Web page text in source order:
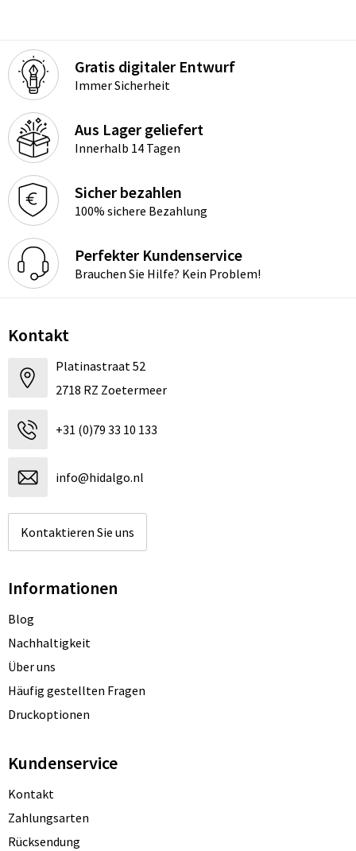
Gratis digitaler Entwurf
Immer Sicherheit
Aus Lager geliefert
Innerhalb 14 Tagen
Sicher bezahlen
100% sichere Bezahlung
Perfekter Kundenservice
Brauchen Sie Hilfe? Kein Problem!
Kontakt
Platinastraat 52
2718 RZ Zoetermeer
+31 (0)79 33 10 133
info@hidalgo.nl
Kontaktieren Sie uns
Informationen
Blog
Nachhaltigkeit
Über uns
Häufig gestellten Fragen
Druckoptionen
Kundenservice
Kontakt
Zahlungsarten
Rücksendung